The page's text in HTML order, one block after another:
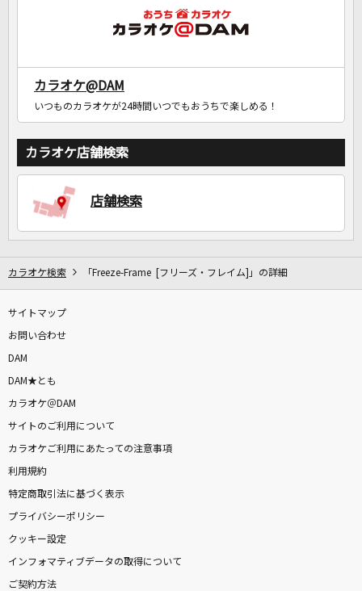
カラオケ@DAM
いつものカラオケが24時間いつでもおうちで楽しめる！
カラオケ店舗検索
店舗検索
カラオケ検索 「Freeze-Frame [フリーズ・フレイム]」の詳細
サイトマップ
お問い合わせ
DAM
DAM★とも
カラオケ＠DAM
サイトのご利用について
カラオケご利用にあたっての注意事項
利用規約
特定商取引法に基づく表示
プライバシーポリシー
クッキー設定
インフォマティブデータの取得について
ご契約方法